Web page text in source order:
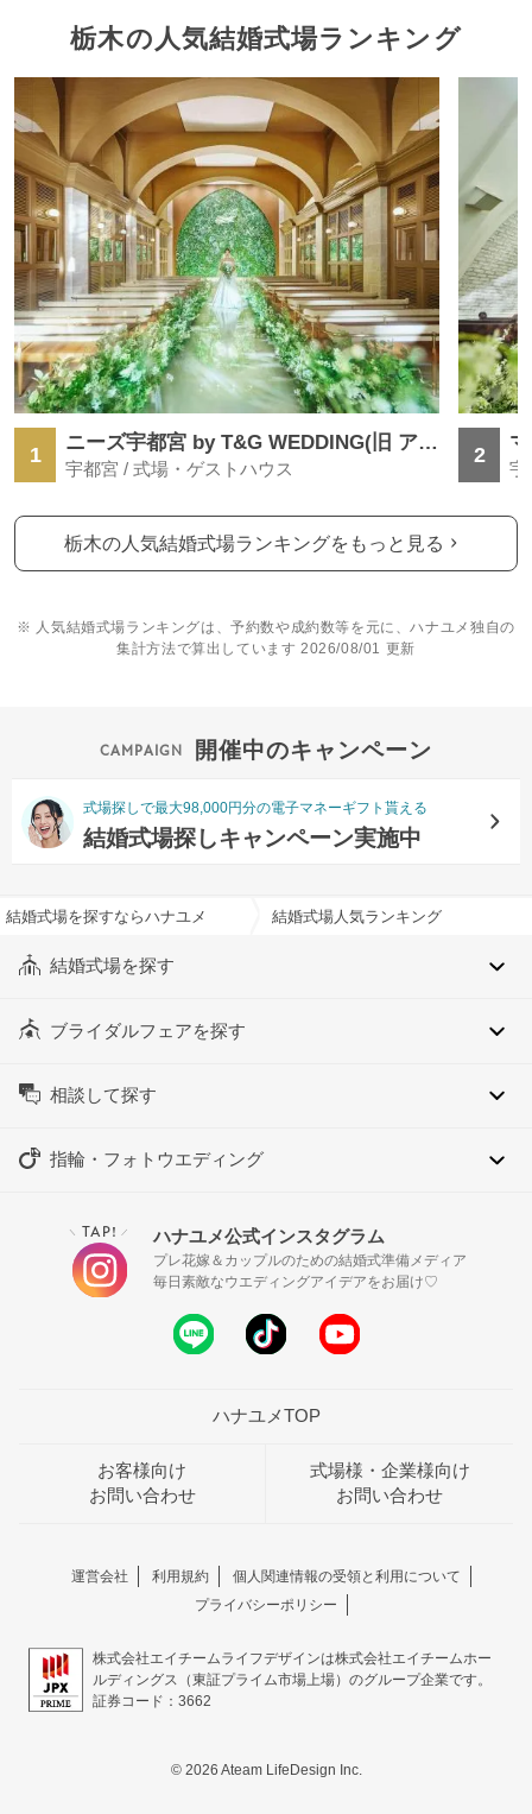
栃木の人気結婚式場ランキング
1 ニーズ宇都宮 by T&G WEDDING(旧 アーカンジェル迎賓館 宇都宮)
宇都宮 / 式場・ゲストハウス
2
宇
栃木の人気結婚式場ランキングをもっと見る
※ 人気結婚式場ランキングは、予約数や成約数等を元に、ハナユメ独自の
集計方法で算出しています 2026/08/01 更新
開催中のキャンペーン
式場探しで最大98,000円分の電子マネーギフト貰える
結婚式場探しキャンペーン実施中
結婚式場を探すならハナユメ 結婚式場人気ランキング
結婚式場を探す
ブライダルフェアを探す
相談して探す
指輪・フォトウエディング
＼ TAP! ／ ハナユメ公式インスタグラム
プレ花嫁＆カップルのための結婚式準備メディア
毎日素敵なウエディングアイデアをお届け♡
ハナユメTOP
お客様向け
お問い合わせ
式場様・企業様向け
お問い合わせ
運営会社 利用規約
個人関連情報の受領と利用について
プライバシーポリシー
株式会社エイチームライフデザインは株式会社エイチームホー
ルディングス（東証プライム市場上場）のグループ企業です。
証券コード：3662
© 2026 Ateam LifeDesign Inc.